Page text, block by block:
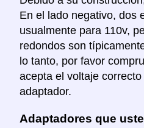
En el lado negativo, dos
usualmente para 110v,
redondos son
lo tanto, por favor
acepta el voltaje
adaptador.
Adaptadores que